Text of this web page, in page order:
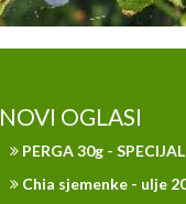
NOVI OGLASI
PERGA 30g -
Chia sjemenke - ulje